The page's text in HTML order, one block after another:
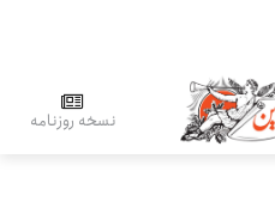
نسخه روزنامه